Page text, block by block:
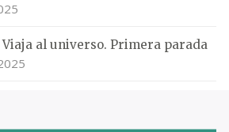
al universo. Primera parada